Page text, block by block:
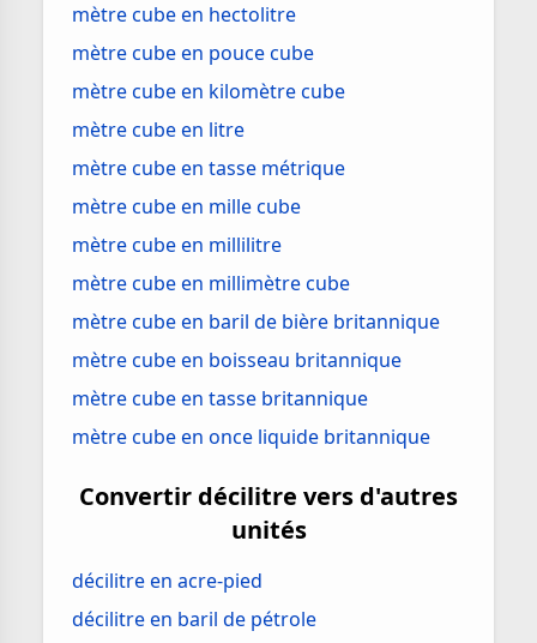
mètre cube en hectolitre
mètre cube en pouce cube
mètre cube en kilomètre cube
mètre cube en litre
mètre cube en tasse métrique
mètre cube en mille cube
mètre cube en millilitre
mètre cube en millimètre cube
mètre cube en baril de bière britannique
mètre cube en boisseau britannique
mètre cube en tasse britannique
mètre cube en once liquide britannique
Convertir décilitre vers d'autres
unités
décilitre en acre-pied
décilitre en baril de pétrole